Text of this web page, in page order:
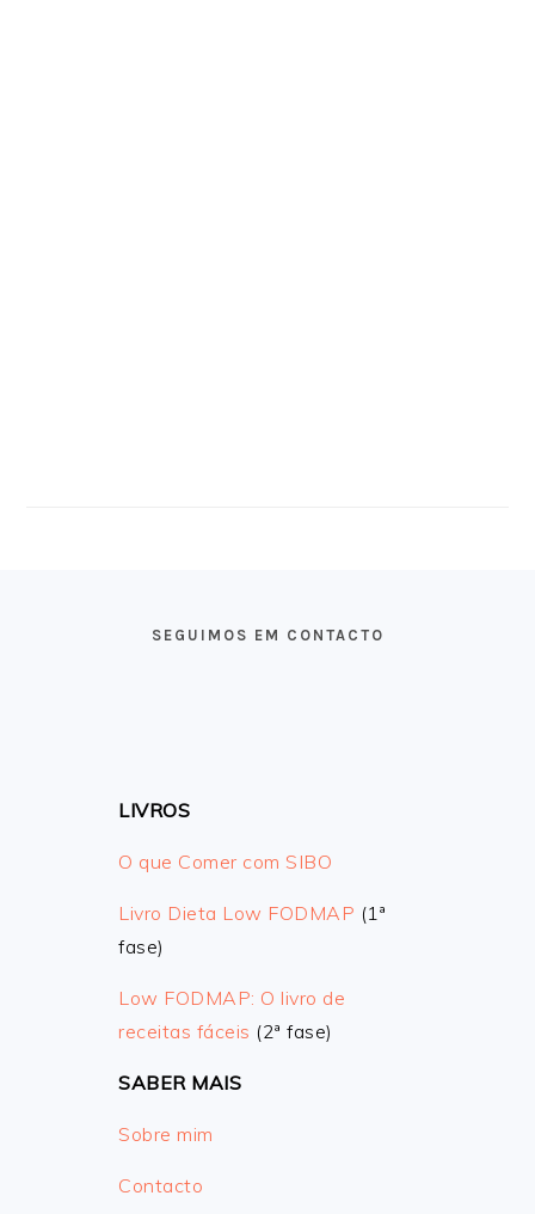
SEGUIMOS EM CONTACTO
LIVROS
O que Comer com SIBO
Livro Dieta Low FODMAP (1ª
fase)
Low FODMAP: O livro de
receitas fáceis (2ª fase)
SABER MAIS
Sobre mim
Contacto